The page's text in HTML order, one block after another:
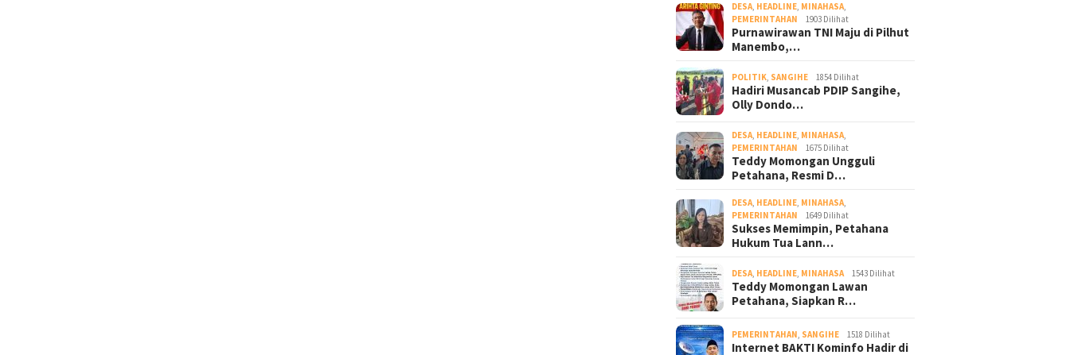
DESA, HEADLINE, MINAHASA,
PEMERINTAHAN
1903 Dilihat
Purnawirawan TNI Maju di Pilhut
Manembo,…
POLITIK, SANGIHE 1854 Dilihat
Hadiri Musancab PDIP Sangihe,
Olly Dondo…
DESA, HEADLINE, MINAHASA,
PEMERINTAHAN
1675 Dilihat
Teddy Momongan Ungguli
Petahana, Resmi D…
DESA, HEADLINE, MINAHASA,
PEMERINTAHAN
1649 Dilihat
Sukses Memimpin, Petahana
Hukum Tua Lann…
DESA, HEADLINE, MINAHASA 1543 Dilihat
Teddy Momongan Lawan
Petahana, Siapkan R…
PEMERINTAHAN, SANGIHE 1518 Dilihat
Internet BAKTI Kominfo Hadir di